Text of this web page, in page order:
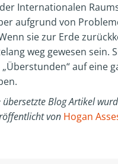
Internationalen
aufgrund von
sie zur Erde
weg gewesen sein.
auf eine
Blog Artikel
von Hogan